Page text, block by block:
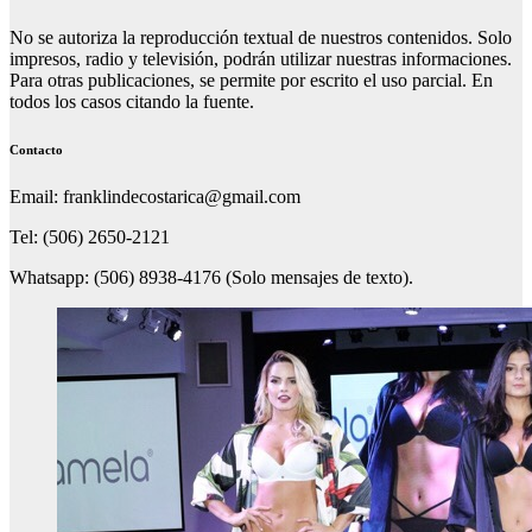
No se autoriza la reproducción textual de nuestros contenidos. Solo
impresos, radio y televisión, podrán utilizar nuestras informaciones.
Para otras publicaciones, se permite por escrito el uso parcial. En
todos los casos citando la fuente.
Contacto
Email: franklindecostarica@gmail.com
Tel: (506) 2650-2121
Whatsapp: (506) 8938-4176 (Solo mensajes de texto).